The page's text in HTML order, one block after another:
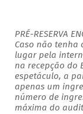
PRÉ-RESERVA
Caso não tenha
lugar pela
na recepção do
espetáculo, a
apenas um
número de
máxima do